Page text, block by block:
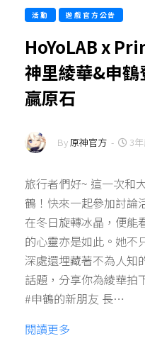
活動 遊戲官方公告
HoYoLAB x
神里綾華&申鶴
贏原石
By原神官方 - 3
旅行者們好~ 這一次和
鶴！快來一起參加討論
在冬日旋轉冰晶，便能
的心靈亦是如此。她不
深處還埋藏著不為人知
話題，分享你為綾華拍
#申鶴的新朋友 長…
閱讀更多